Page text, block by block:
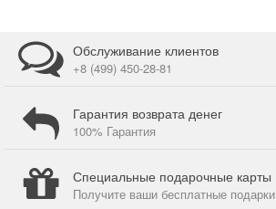
Обслуживание клиентов
+8 (499) 450-28-81
Гарантия возврата денег
100% Гарантия
Специальные подарочные карты
Получите ваши бесплатные подарки